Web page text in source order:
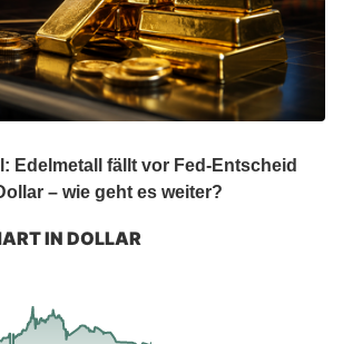
Edelmetall fällt vor Fed-Entscheid
– wie geht es weiter?
IN DOLLAR